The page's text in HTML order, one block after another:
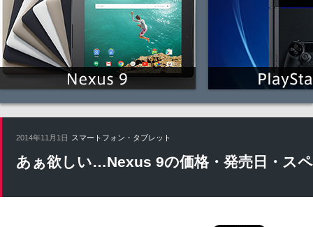
2014年11月1日 スマートフォン・タブレット
あぁ欲しい…Nexus 9の価格・発売日・ス